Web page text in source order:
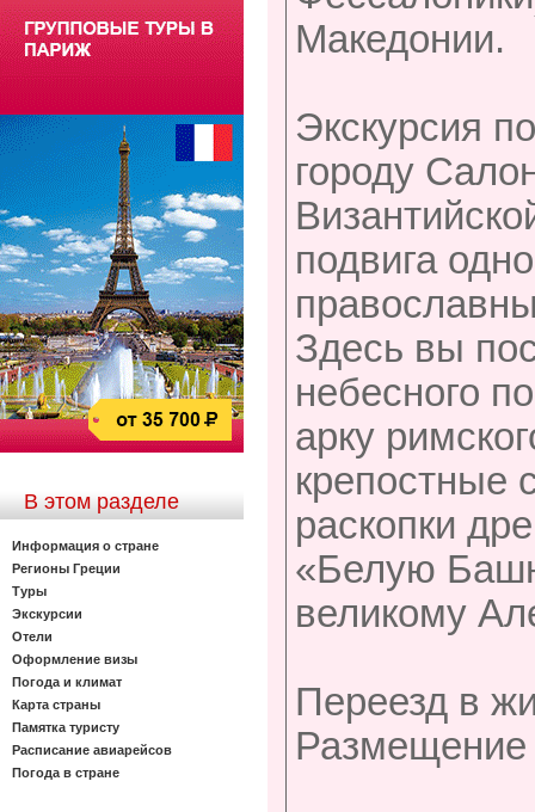
В этом разделе
Информация о стране
Регионы Греции
Туры
Экскурсии
Отели
Оформление визы
Погода и климат
Карта страны
Памятка туристу
Расписание авиарейсов
Погода в стране
Македонии.
Экскурсия
городу
подвига
Здесь вы
небесного
арку
крепостные
раскопки
«Белую
великому
Переезд в
Размещение